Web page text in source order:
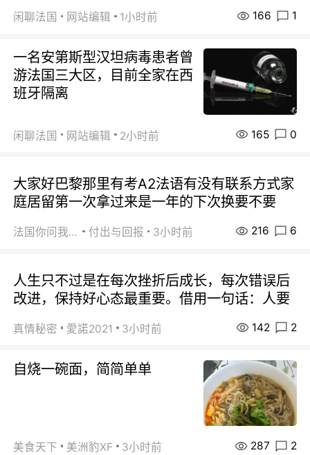
闲聊法国 网站编辑 1小时前 166 1
一名安第斯型汉坦病毒患者曾
游法国三大区，目前全家在西
班牙隔离
闲聊法国 网站编辑 2小时前 165 0
大家好巴黎那里有考A2法语有没有联系方式家
庭居留第一次拿过来是一年的下次换要不要
法国你问我答 付出与回报 3小时前 216 6
人生只不过是在每次挫折后成长，每次错误后
改进，保持好心态最重要。借用一句话：人要
真情秘密 愛諾2021 3小时前 142 2
自烧一碗面，简简单单
美食天下 美洲豹XF 3小时前 287 2